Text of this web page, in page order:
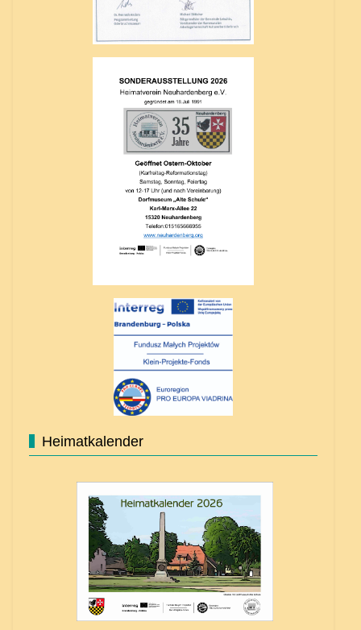
Heimatkalender